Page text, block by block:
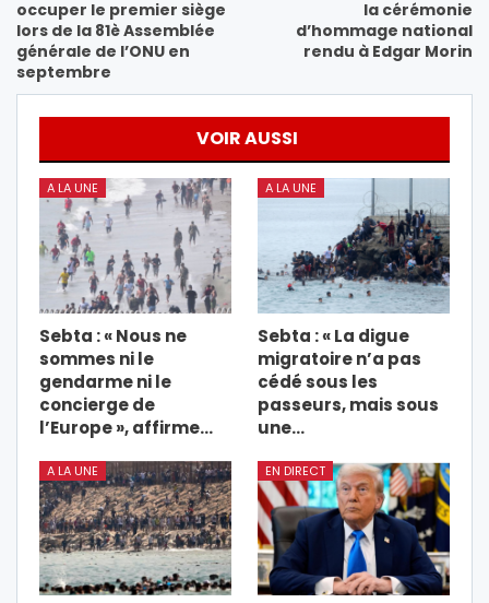
occuper le premier siège
lors de la 81è Assemblée
générale de l’ONU en
septembre
la cérémonie
d’hommage national
rendu à Edgar Morin
VOIR AUSSI
A LA UNE
Sebta : « Nous ne
sommes ni le
gendarme ni le
concierge de
l’Europe », affirme…
A LA UNE
Sebta : « La digue
migratoire n’a pas
cédé sous les
passeurs, mais sous
une…
A LA UNE EN DIRECT